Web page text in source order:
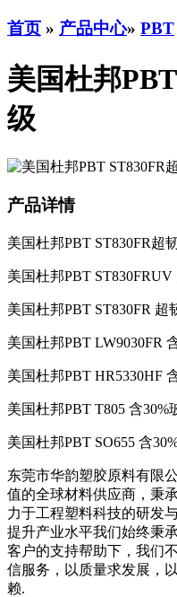
首页 » 产品中心» PBT
美国杜邦
级
产品详情
美国杜邦PBT ST830FR超
美国杜邦PBT ST830FRUV
美国杜邦PBT ST830FR 超
美国杜邦PBT LW9030FR
美国杜邦PBT HR5330HF
美国杜邦PBT T805 含30%
美国杜邦PBT SO655 含
东莞市华韵塑胶原料有限
值的全球材料供应商，秉
力于工程塑料科技的研发
提升产业水平我们始终秉
客户的支持帮助下，我们
信服务，以质量求发展，
赖.